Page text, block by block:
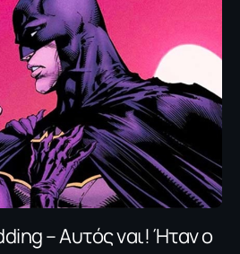
– Αυτός ναι! Ήταν ο